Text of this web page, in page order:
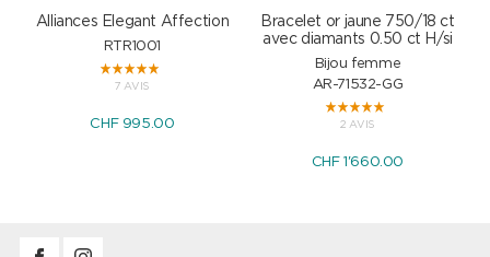
Alliances Elegant Affection
RTR1001
7 AVIS
CHF 995.00
Bracelet or jaune 750/18 ct
avec diamants 0.50 ct H/si
Bijou femme
AR-71532-GG
2 AVIS
CHF 1'660.00